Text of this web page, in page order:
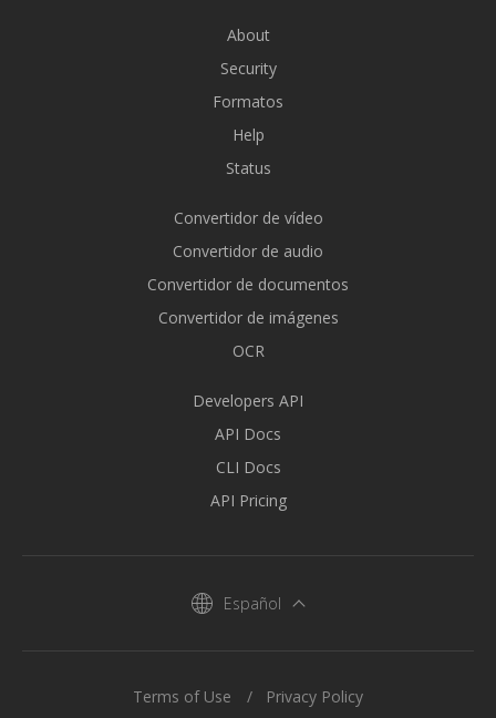
About
Security
Formatos
Help
Status
Convertidor de vídeo
Convertidor de audio
Convertidor de documentos
Convertidor de imágenes
OCR
Developers API
API Docs
CLI Docs
API Pricing
Español
Terms of Use Privacy Policy